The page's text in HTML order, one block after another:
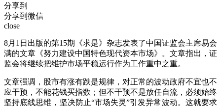
分享到
分享到微信
close
8月1日出版的第15期《求是》杂志发表了中国证监会主席易会
满的文章《努力建设中国特色现代资本市场》。文章指出，证
监会将继续把维护市场平稳运行作为工作重中之重。
文章强调，股市有涨有跌是规律，对正常的波动政府不宜也不
应干预，不能花钱买指数；但不干预不是放任自流，必须始终
坚持底线思维，坚决防止“市场失灵”引发异常波动。这就要求